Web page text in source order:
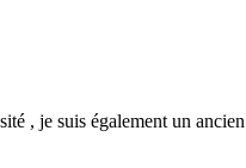
, je suis également un